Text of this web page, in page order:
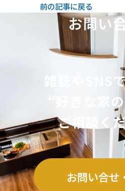
前の記事に戻る
お問い
雑誌やSNS
“好きな家
ご相談く
お問い合せ